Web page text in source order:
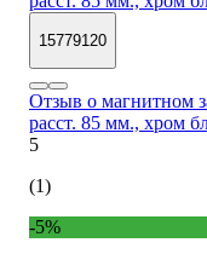
15779120
Отзыв о магнитном
расст. 85 мм., хром
5
(1)
-5%